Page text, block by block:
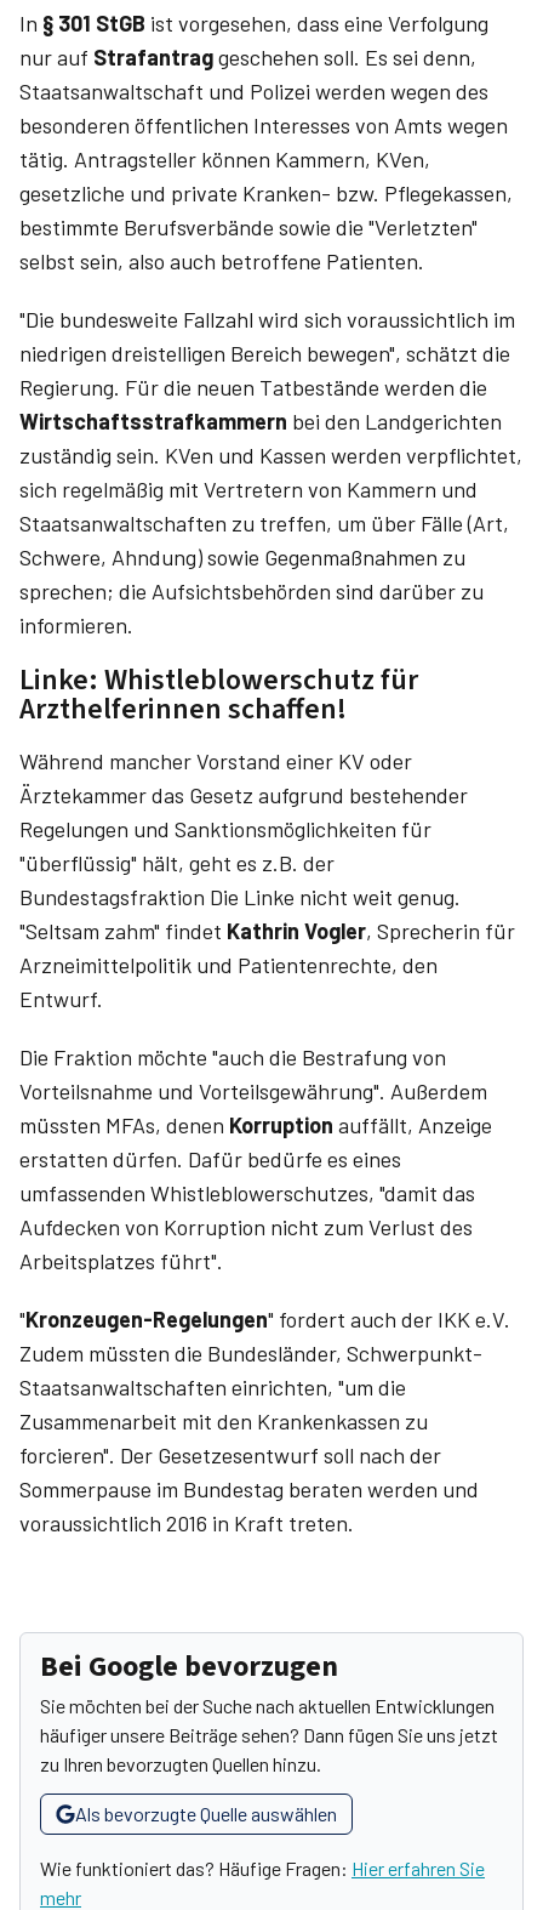
In § 301 StGB ist vorgesehen, dass eine Verfolgung
nur auf Strafantraggeschehen soll. Es sei denn,
Staatsanwaltschaft und Polizei werden wegen des
besonderen öffentlichen Interesses von Amts wegen
tätig. Antragsteller können Kammern, KVen,
gesetzliche und private Kranken- bzw. Pflegekassen,
bestimmte Berufsverbände sowie die "Verletzten"
selbst sein, also auch betroffene Patienten.
"Die bundesweite Fallzahl wird sich voraussichtlich im
niedrigen dreistelligen Bereich bewegen", schätzt die
Regierung. Für die neuen Tatbestände werden die
Wirtschaftsstrafkammern bei den Landgerichten
zuständig sein. KVen und Kassen werden verpflichtet,
sich regelmäßig mit Vertretern von Kammern und
Staatsanwaltschaften zu treffen, um über Fälle (Art,
Schwere, Ahndung) sowie Gegenmaßnahmen zu
sprechen; die Aufsichtsbehörden sind darüber zu
informieren.
Linke: Whistleblowerschutz für
Arzthelferinnen schaffen!
Während mancher Vorstand einer KV oder
Ärztekammer das Gesetz aufgrund bestehender
Regelungen und Sanktionsmöglichkeiten für
"überflüssig" hält, geht es z.B. der
Bundestagsfraktion Die Linke nicht weit genug.
"Seltsam zahm" findet Kathrin Vogler, Sprecherin für
Arzneimittelpolitik und Patientenrechte, den
Entwurf.
Die Fraktion möchte "auch die Bestrafung von
Vorteilsnahme und Vorteilsgewährung". Außerdem
müssten MFAs, denen Korruption auffällt, Anzeige
erstatten dürfen. Dafür bedürfe es eines
umfassenden Whistleblowerschutzes, "damit das
Aufdecken von Korruption nicht zum Verlust des
Arbeitsplatzes führt".
"Kronzeugen-Regelungen" fordert auch der IKK e.V.
Zudem müssten die Bundesländer, Schwerpunkt-
Staatsanwaltschaften einrichten, "um die
Zusammenarbeit mit den Krankenkassen zu
forcieren". Der Gesetzesentwurf soll nach der
Sommerpause im Bundestag beraten werden und
voraussichtlich 2016 in Kraft treten.
Bei Google bevorzugen
Sie möchten bei der Suche nach aktuellen Entwicklungen
häufiger unsere Beiträge sehen? Dann fügen Sie uns jetzt
zu Ihren bevorzugten Quellen hinzu.
Als bevorzugte Quelle auswählen
Wie funktioniert das? Häufige Fragen: Hier erfahren Sie
mehr